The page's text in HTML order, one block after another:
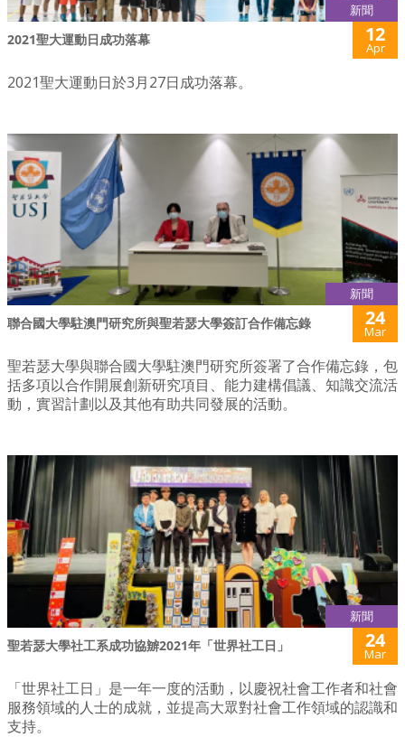
新聞
2021聖大運動日成功落幕 12
Apr
2021聖大運動日於3月27日成功落幕。
新聞
聯合國大學駐澳門研究所與聖若瑟大學簽訂合作備忘錄 24
Mar
聖若瑟大學與聯合國大學駐澳門研究所簽署了合作備忘錄，包
括多項以合作開展創新研究項目、能力建構倡議、知識交流活
動，實習計劃以及其他有助共同發展的活動。
新聞
聖若瑟大學社工系成功協辧2021年「世界社工日」 24
Mar
「世界社工日」是一年一度的活動，以慶祝社會工作者和社會
服務領域的人士的成就，並提高大眾對社會工作領域的認識和
支持。